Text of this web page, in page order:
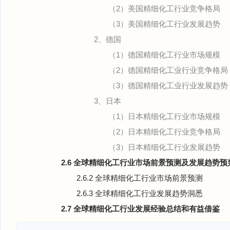
（2）美国精细化工行业竞争格局
（3）美国精细化工行业发展趋势
2、德国
（1）德国精细化工行业市场规模
（2）德国精细化工业行业竞争格局
（3）德国精细化工业行业发展趋势
3、日本
（1）日本精细化工行业市场规模
（2）日本精细化工行业竞争格局
（3）日本精细化工行业发展趋势
2.6 全球精细化工行业市场前景预测及发展趋势预
2.6.2 全球精细化工行业市场前景预测
2.6.3 全球精细化工行业发展趋势洞悉
2.7 全球精细化工行业发展经验总结和有益借鉴